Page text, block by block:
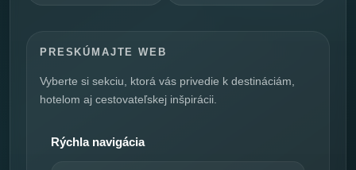
PRESKÚMAJTE WEB
Vyberte si sekciu, ktorá vás privedie k destináciám,
hotelom aj cestovateľskej inšpirácii.
Rýchla navigácia